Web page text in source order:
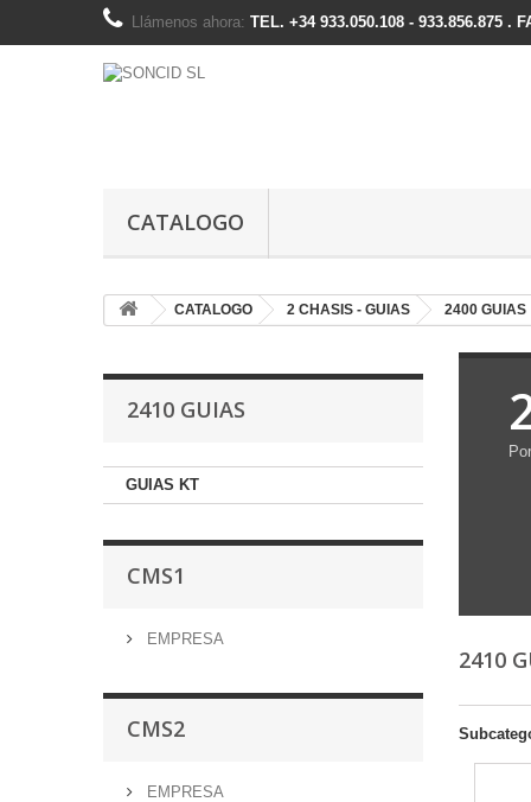
Llámenos ahora: TEL. +34 933.050.108 - 933.856.875 .
CATALOGO
CATALOGO 2 CHASIS - GUIAS 2400 GUIAS
2410 GUIAS
GUIAS KT
CMS1
EMPRESA
CMS2
EMPRESA
2410